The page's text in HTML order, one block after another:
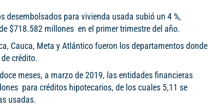
desembolsados para vivienda usada subió un 4 %,
$718.582 millones en el primer trimestre del año.
Cauca, Meta y Atlántico fueron los departamentos donde
crédito.
meses, a marzo de 2019, las entidades financieras
para créditos hipotecarios, de los cuales 5,11 se
usadas.